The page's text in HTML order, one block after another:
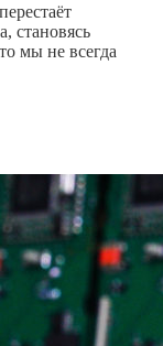
становясь
мы не всегда